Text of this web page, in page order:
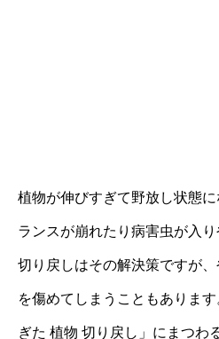
植物が伸びすぎて野放し状態
ランスが崩れたり病害虫が入り
切り戻しはその解決策ですが
を傷めてしまうこともありま
ぎた 植物 切り戻し」にまつわ